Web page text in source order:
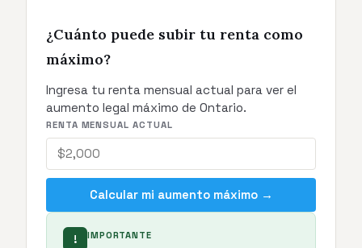
¿Cuánto puede subir tu renta como
máximo?
Ingresa tu renta mensual actual para ver el
aumento legal máximo de Ontario.
RENTA MENSUAL ACTUAL
Calcular mi aumento máximo →
! IMPORTANTE